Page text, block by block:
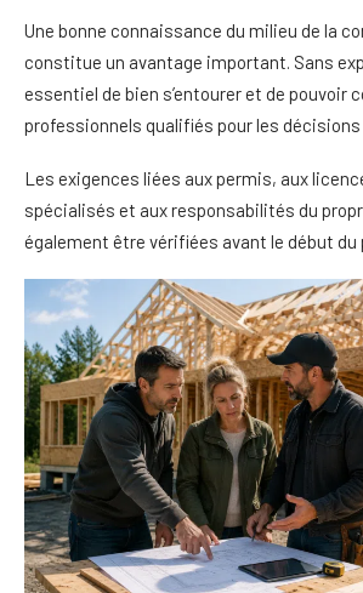
Une bonne connaissance du milieu de la
constitue un avantage important. Sans
essentiel de bien s’entourer et de pouvoir
professionnels qualifiés pour les
Les exigences liées aux permis, aux
spécialisés et aux responsabilités du
également être vérifiées avant le début du